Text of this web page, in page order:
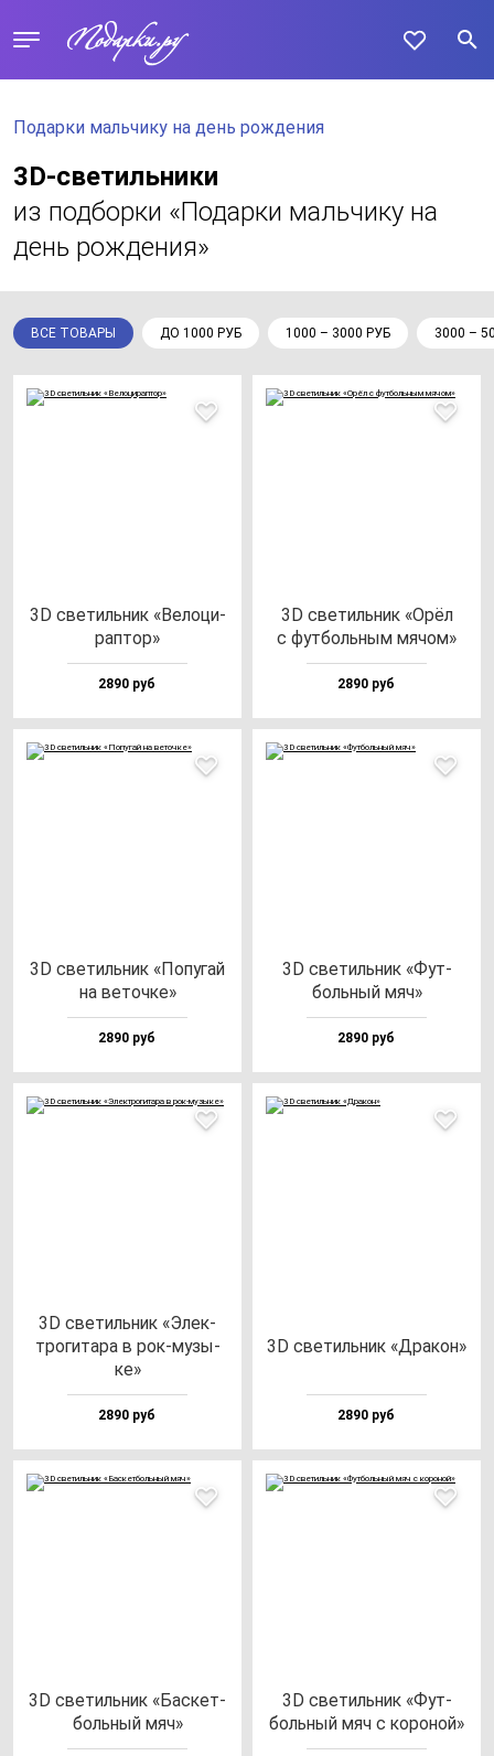
Подарки мальчику на день рождения
3D-светильники
из подборки «Подарки мальчику на
день рождения»
ВСЕ ТОВАРЫ ДО 1000 РУБ 1000 – 3000 РУБ 3000 –
3D све­тиль­ник «Вело­ци­
рап­тор»
2890 руб
3D све­тиль­ник «Орёл
с фут­боль­ным мя­чом»
2890 руб
3D све­тиль­ник «Попу­гай
на ве­точ­ке»
2890 руб
3D све­тиль­ник «Фут­
боль­ный мяч»
2890 руб
3D све­тиль­ник «Элек­
тро­ги­та­ра в рок-му­зы­
ке»
2890 руб
3D све­тиль­ник «Дра­кон»
2890 руб
3D све­тиль­ник «Бас­кет­
боль­ный мяч»
3D све­тиль­ник «Фут­
боль­ный мяч с ко­ро­ной»